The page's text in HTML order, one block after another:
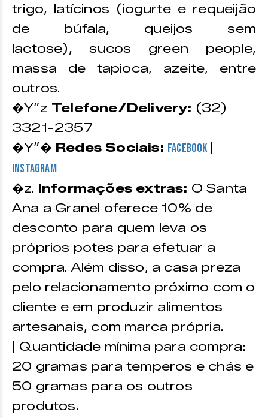
trigo, latícinos (iogurte e requeijão
de búfala, queijos sem
lactose), sucos green people,
massa de tapioca, azeite, entre
outros.
�Y”z Telefone/Delivery: (32)
3321-2357
�Y”� Redes Sociais: Facebook
Instagram
�z. Informações extras: O Santa
Ana a Granel oferece 10% de
desconto para quem leva os
próprios potes para efetuar a
compra. Além disso, a casa preza
pelo relacionamento próximo com o
cliente e em produzir alimentos
artesanais, com marca própria.
| Quantidade mínima para compra:
20 gramas para temperos e chás e
50 gramas para os outros
produtos.